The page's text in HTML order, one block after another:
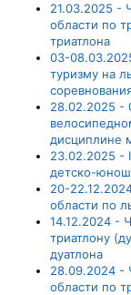
21.03.2025 -
области по
триатлона
03-
туризму на
28.02.2025 -
дисциплине
23.02.2025 -
детско-
20-
области по
14.12.2024 -
триатлону
дуатлона
28.09.2024 -
области по